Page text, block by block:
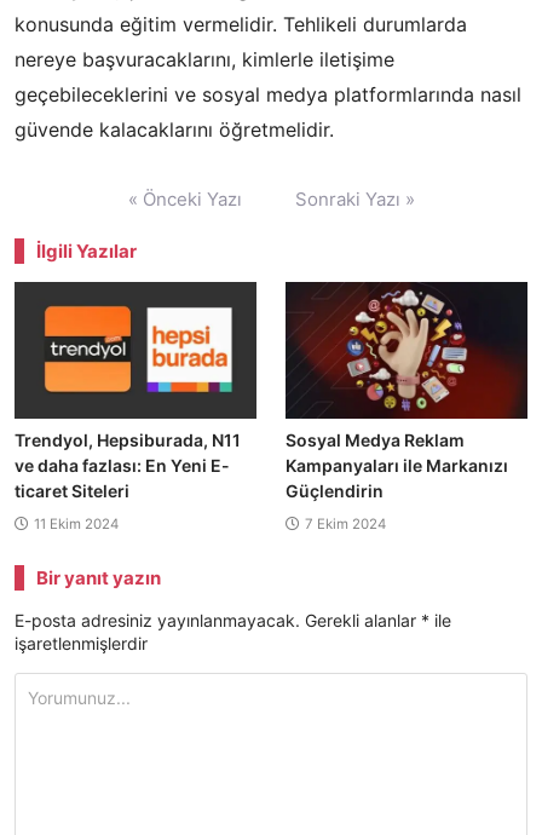
konusunda eğitim vermelidir. Tehlikeli durumlarda
nereye başvuracaklarını, kimlerle iletişime
geçebileceklerini ve sosyal medya platformlarında nasıl
güvende kalacaklarını öğretmelidir.
« Önceki Yazı Sonraki Yazı »
İlgili Yazılar
Trendyol, Hepsiburada, N11
ve daha fazlası: En Yeni E-
ticaret Siteleri
11 Ekim 2024
Sosyal Medya Reklam
Kampanyaları ile Markanızı
Güçlendirin
7 Ekim 2024
Bir yanıt yazın
E-posta adresiniz yayınlanmayacak. Gerekli alanlar * ile
işaretlenmişlerdir